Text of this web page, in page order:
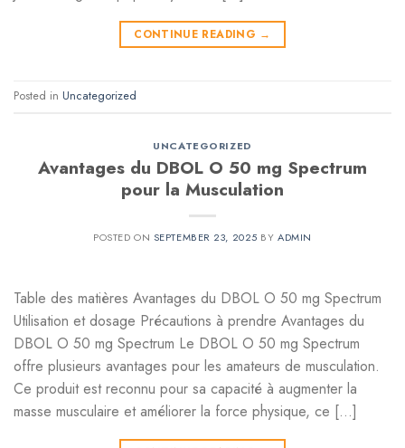
CONTINUE READING →
Posted in Uncategorized
UNCATEGORIZED
Avantages du DBOL O 50 mg Spectrum
pour la Musculation
POSTED ON SEPTEMBER 23, 2025 BYADMIN
Table des matières Avantages du DBOL O 50 mg Spectrum
Utilisation et dosage Précautions à prendre Avantages du
DBOL O 50 mg Spectrum Le DBOL O 50 mg Spectrum
offre plusieurs avantages pour les amateurs de musculation.
Ce produit est reconnu pour sa capacité à augmenter la
masse musculaire et améliorer la force physique, ce […]